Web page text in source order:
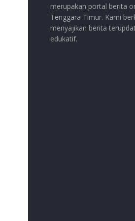
merupakan portal berita
Tenggara Timur. Kami
menyajikan berita
edukatif.